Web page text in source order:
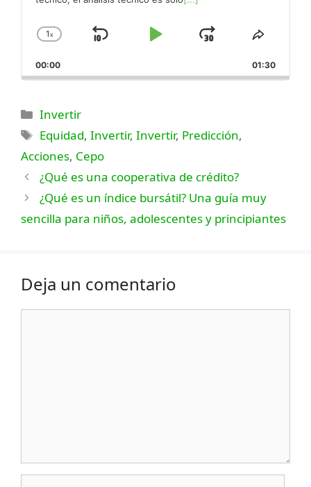
Cambiar
velocidad
de
1x
Saltar
atrás
Reproducir
Saltar
hacia
adelante
00:00 01:30
Categorías
Invertir
Etiquetas
Equidad,Invertir,Invertir, Predicción,
Acciones, Cepo
¿Qué es una cooperativa de crédito?
¿Qué es un índice bursátil? Una guía muy
sencilla para niños, adolescentes y principiantes
Deja un comentario